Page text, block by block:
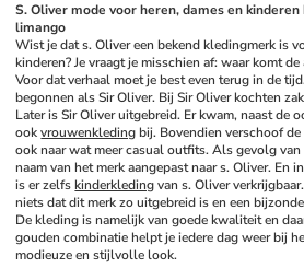
S. Oliver mode voor heren, dames en
limango
Wist je dat s. Oliver een bekend kledingmerk is
kinderen? Je vraagt je misschien af: waar komt
Voor dat verhaal moet je best even terug in de
begonnen als Sir Oliver. Bij Sir Oliver kochten
Later is Sir Oliver uitgebreid. Er kwam, naast de
ook vrouwenkleding bij. Bovendien verschoof
ook naar wat meer casual outfits. Als gevolg
naam van het merk aangepast naar s. Oliver. En
is er zelfs kinderkleding van s. Oliver
niets dat dit merk zo uitgebreid is en een
De kleding is namelijk van goede kwaliteit en
gouden combinatie helpt je iedere dag weer bij
modieuze en stijlvolle look.